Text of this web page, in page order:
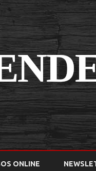
ONLINE